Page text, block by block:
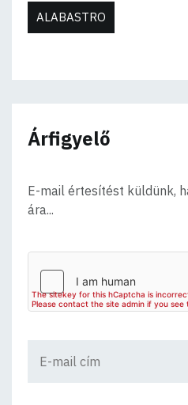
ALABASTRO
Árfigyelő
E-mail értesítést küldünk,
ára...